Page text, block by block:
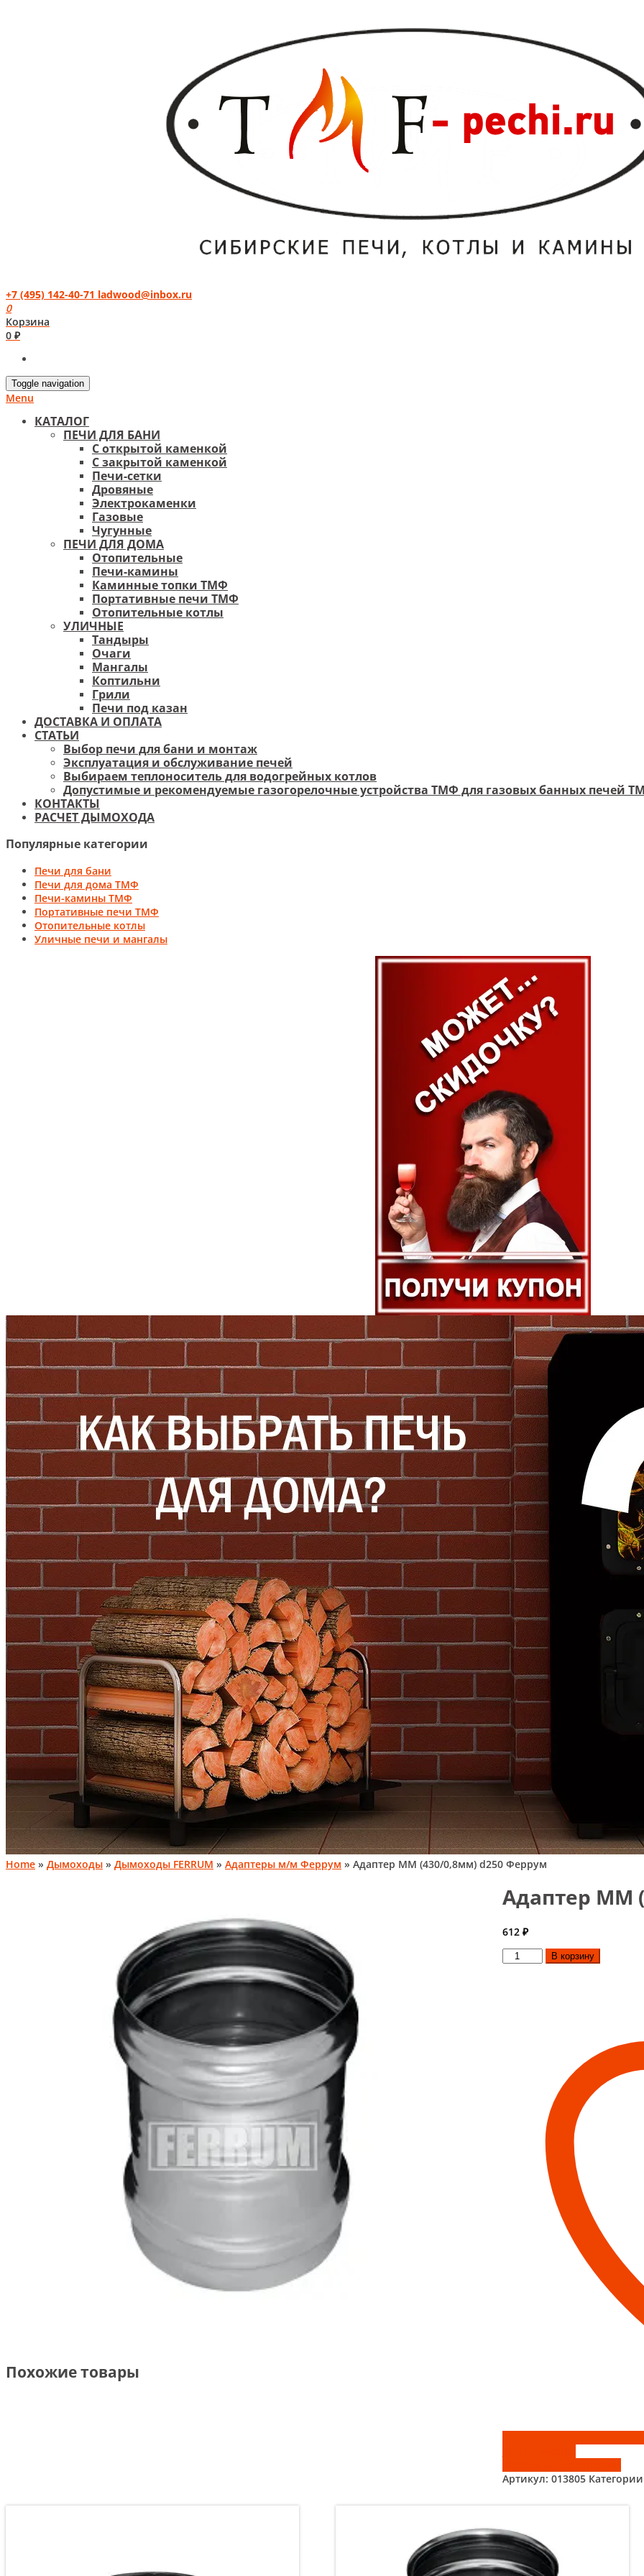
+7 (495) 142-40-71 ladwood@inbox.ru
0
Корзина
0 ₽
Toggle navigation
Menu
КАТАЛОГ
ПЕЧИ ДЛЯ БАНИ
С открытой каменкой
С закрытой каменкой
Печи-сетки
Дровяные
Электрокаменки
Газовые
Чугунные
ПЕЧИ ДЛЯ ДОМА
Отопительные
Печи-камины
Каминные топки ТМФ
Портативные печи ТМФ
Отопительные котлы
УЛИЧНЫЕ
Тандыры
Очаги
Мангалы
Коптильни
Грили
Печи под казан
ДОСТАВКА И ОПЛАТА
СТАТЬИ
Выбор печи для бани и монтаж
Эксплуатация и обслуживание печей
Выбираем теплоноситель для водогрейных котлов
Допустимые и рекомендуемые газогорелочные устройства ТМФ для газовых банных печей
КОНТАКТЫ
РАСЧЕТ ДЫМОХОДА
Популярные категории
Печи для бани
Печи для дома ТМФ
Печи-камины ТМФ
Портативные печи ТМФ
Отопительные котлы
Уличные печи и мангалы
Home » Дымоходы » Дымоходы FERRUM » Адаптеры м/м Феррум » Адаптер ММ (430/0,8мм) d250 Феррум
Адаптер ММ
612 ₽
Количество
товара
В корзину
Артикул: 013805
Похожие товары